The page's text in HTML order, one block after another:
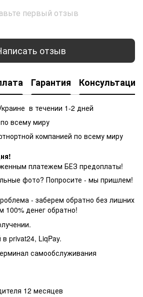
первый отзыв
отзыв
Гарантия Консультация
в течении 1-2 дней
всему миру
компанией по всему миру
платежем БЕЗ предоплаты!
фото? Попросите - мы пришлем!
- заберем обратно без лишних
100% денег обратно!
privat24, LiqPay.
самообслуживания
12 месяцев